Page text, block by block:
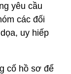
yêu cầu
các đối
uy hiếp
cố hồ sơ để